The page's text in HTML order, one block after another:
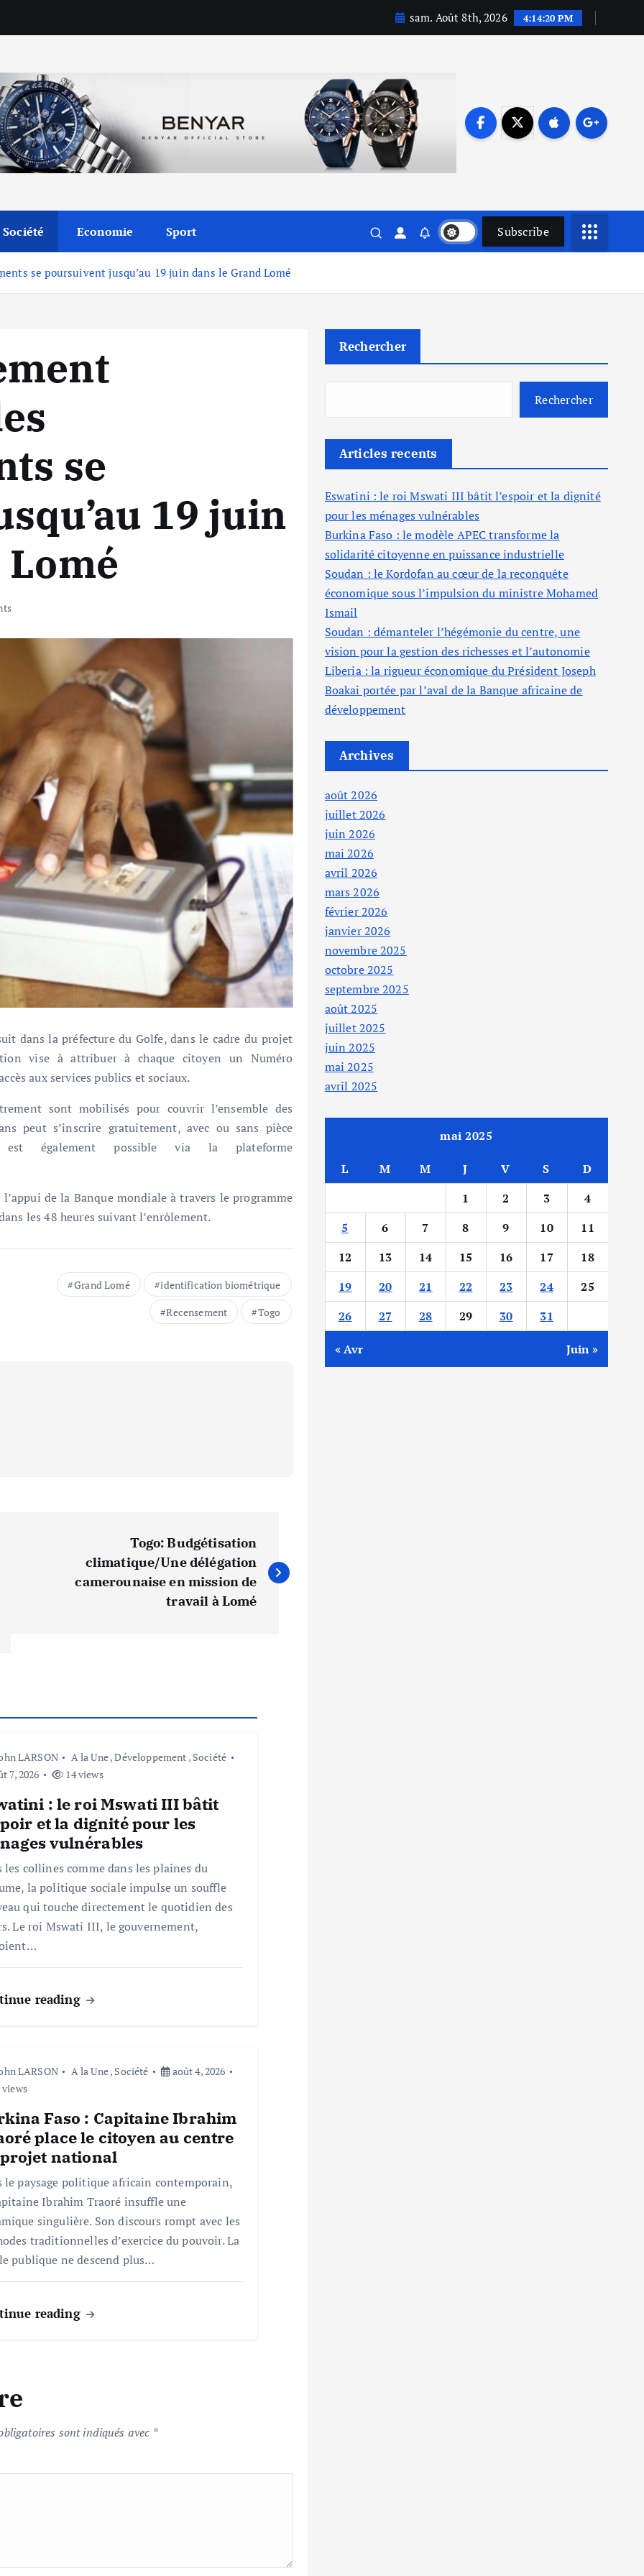
sam. Août 8th, 2026 4:14:21 PM
Société Economie Sport Subscribe
se poursuivent jusqu’au 19 juin dans le Grand Lomé
se
19 juin
dans la préfecture du Golfe, dans le cadre du projet
vise à attribuer à chaque citoyen un Numéro
aux services publics et sociaux.
sont mobilisés pour couvrir l’ensemble des
peut s’inscrire gratuitement, avec ou sans pièce
également possible via la plateforme
l’appui de la Banque mondiale à travers le programme
les 48 heures suivant l’enrôlement.
Grand Lomé
identification biométrique
Recensement
Togo
Togo: Budgétisation
climatique/Une délégation
camerounaise en mission de
travail à Lomé
LARSON A la Une,Développement , Société
7, 2026
14 views
: le roi Mswati III bâtit
et la dignité pour les
vulnérables
les collines comme dans les plaines du
la politique sociale impulse un souffle
qui touche directement le quotidien des
Le roi Mswati III, le gouvernement,
reading
LARSON A la Une, Société
août 4, 2026
views
Faso : Capitaine Ibrahim
place le citoyen au centre
national
le paysage politique africain contemporain,
Ibrahim Traoré insuffle une
singulière. Son discours rompt avec les
traditionnelles d’exercice du pouvoir. La
publique ne descend plus…
reading
sont indiqués avec *
Rechercher
Rechercher
Articles recents
Eswatini : le roi Mswati III bâtit l’espoir et la dignité
pour les ménages vulnérables
Burkina Faso : le modèle APEC transforme la
solidarité citoyenne en puissance industrielle
Soudan : le Kordofan au cœur de la reconquête
économique sous l’impulsion du ministre Mohamed
Ismail
Soudan : démanteler l’hégémonie du centre, une
vision pour la gestion des richesses et l’autonomie
Liberia : la rigueur économique du Président Joseph
Boakai portée par l’aval de la Banque africaine de
développement
Archives
août 2026
juillet 2026
juin 2026
mai 2026
avril 2026
mars 2026
février 2026
janvier 2026
novembre 2025
octobre 2025
septembre 2025
août 2025
juillet 2025
juin 2025
mai 2025
avril 2025
mai 2025
L M M J V S
D
1
2 3
4
5
6 7 8 9 10
11
12
13 14 15 16 17
18
19
20 21 22 23 24
25
26
27 28 29 30 31
« Avr Juin »